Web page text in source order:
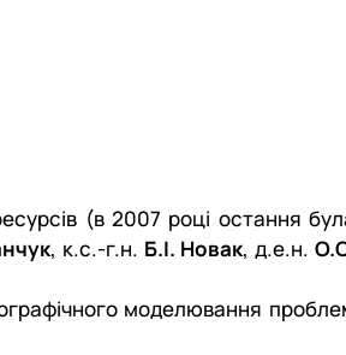
(в 2007 році остання
, к.с.-г.н. Б.І. Новак, д.е.н.
моделювання